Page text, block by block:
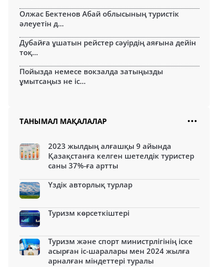
Олжас Бектенов Абай облысының туристік
әлеуетін д...
Дубайға ұшатын рейстер сәуірдің аяғына дейін
тоқ...
Пойызда немесе вокзалда затыңызды
ұмытсаңыз не іс...
ТАНЫМАЛ МАҚАЛАЛАР
2023 жылдың алғашқы 9 айында
Қазақстанға келген шетелдік туристер
саны 37%-ға артты
Үздік авторлық турлар
Туризм көрсеткіштері
Туризм және спорт министрлігінің іске
асырған іс-шаралары мен 2024 жылға
арналған міндеттері туралы